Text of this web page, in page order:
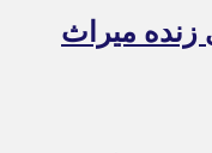
زنده میراث